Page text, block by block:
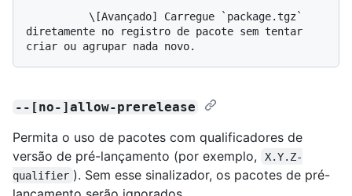
diretamente no registro de pacote sem tentar
--[no-]allow-prerelease
Permita o uso de pacotes com qualificadores de
versão de pré-lançamento (por exemplo,
X.Y.Z-
qualifier ). Sem esse sinalizador, os pacotes de pré-